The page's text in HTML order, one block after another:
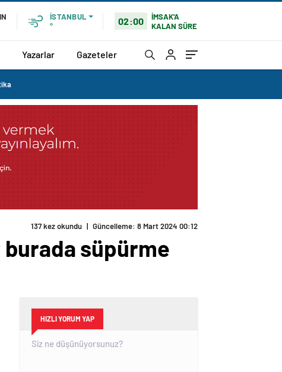
İSTANBUL
°
02:00
İMSAK'A
KALAN SÜRE
Yazarlar Gazeteler
137 kez okundu | Güncelleme: 8 Mart 2024 00:12
süpürme
HIZLI YORUM YAP